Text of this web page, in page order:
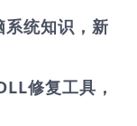
系统知识，新
修复工具，